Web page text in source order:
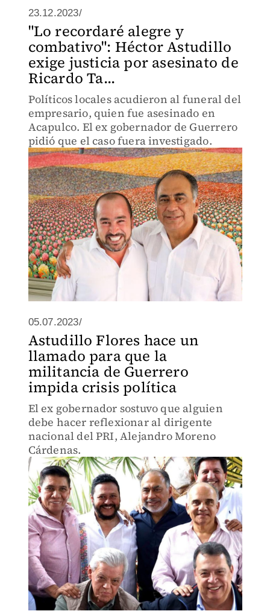
23.12.2023/
"Lo recordaré alegre y
combativo": Héctor Astudillo
exige justicia por asesinato de
Ricardo Ta...
Políticos locales acudieron al funeral del
empresario, quien fue asesinado en
Acapulco. El ex gobernador de Guerrero
pidió que el caso fuera investigado.
05.07.2023/
Astudillo Flores hace un
llamado para que la
militancia de Guerrero
impida crisis política
El ex gobernador sostuvo que alguien
debe hacer reflexionar al dirigente
nacional del PRI, Alejandro Moreno
Cárdenas.